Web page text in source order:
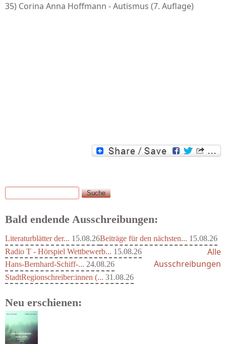
35) Corina Anna Hoffmann - Autismus (7. Auflage)
Suchformular
Suche
Bald endende Ausschreibungen:
Literaturblätter der... 15.08.26Beiträge für den nächsten... 15.08.26
Radio T - Hörspiel Wettbewerb... 15.08.26
Hans-Bernhard-Schiff-... 24.08.26
StadtRegionschreiber:innen (... 31.08.26
Alle
Ausschreibungen
Neu erschienen: